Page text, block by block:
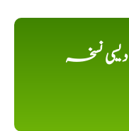
نسخہ